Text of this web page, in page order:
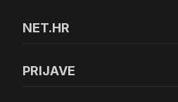
NET.HR
PRIJAVE